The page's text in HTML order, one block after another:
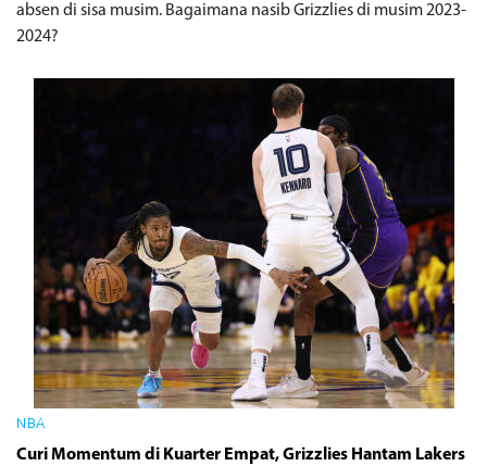
absen di sisa musim. Bagaimana nasib Grizzlies di musim 2023-
2024?
NBA
Curi Momentum di Kuarter Empat, Grizzlies Hantam Lakers